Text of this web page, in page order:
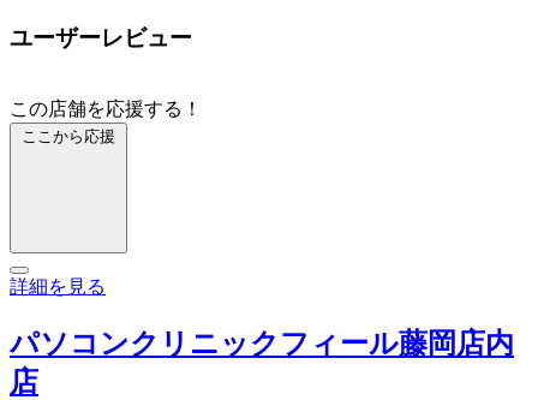
ユーザーレビュー
この店舗を応援する！
ここから応援
詳細を見る
パソコンクリニックフィール藤岡店内
店